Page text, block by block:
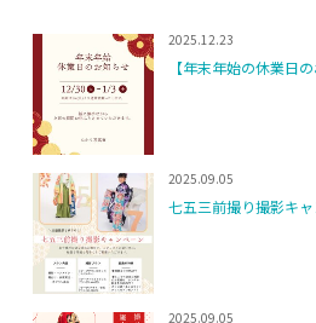
2025.12.23
【年末年始の休業日の
2025.09.05
七五三前撮り撮影キ
2025.09.05